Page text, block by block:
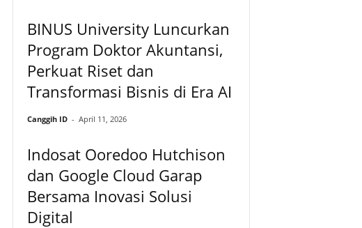
BINUS University Luncurkan
Program Doktor Akuntansi,
Perkuat Riset dan
Transformasi Bisnis di Era AI
Canggih ID - April 11, 2026
Indosat Ooredoo Hutchison
dan Google Cloud Garap
Bersama Inovasi Solusi
Digital